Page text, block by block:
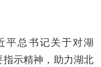
总书记关于对湖
指示精神，助力湖北